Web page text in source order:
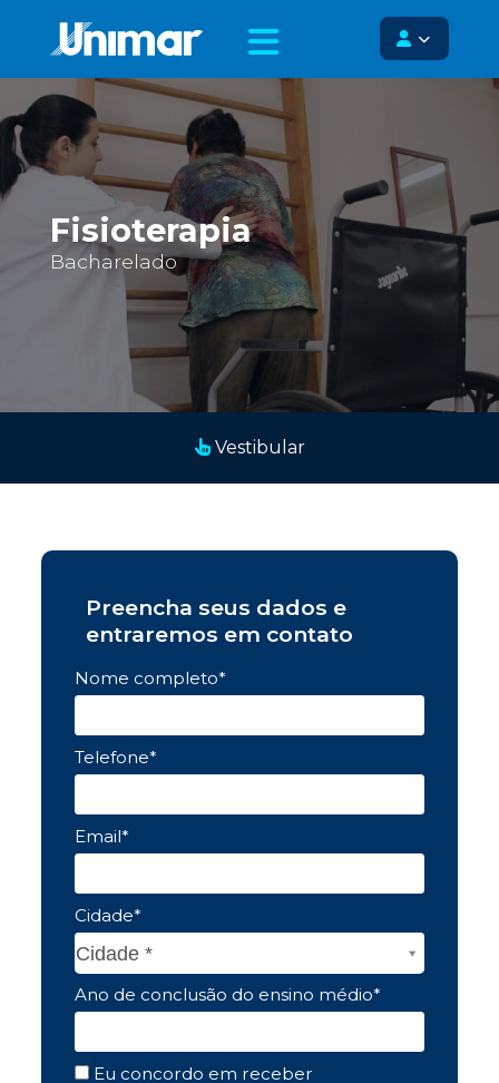
Fisioterapia
Bacharelado
Vestibular
Preencha seus dados e
entraremos em contato
Nome completo*
Telefone*
Email*
Cidade*
Cidade *
Cidade*
Ano de conclusão do ensino médio*
Eu concordo em receber